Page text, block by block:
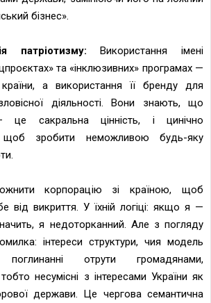
бізнес».
патріотизму: Використання імені
та «інклюзивних» програмах —
а використання її бренду для
діяльності. Вони знають, що
це сакральна цінність, і цинічно
щоб зробити неможливою будь-яку
корпорацію зі країною, щоб
від викриття. У їхній логіці: якщо я —
я недоторканний. Але з погляду
інтереси структури, чия модель
отрути громадянами,
несумісні з інтересами України як
держави. Це чергова семантична